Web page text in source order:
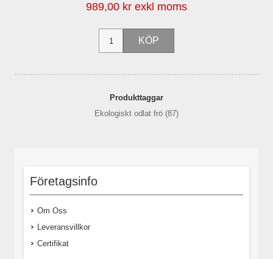
989,00 kr exkl moms
Produkttaggar
Ekologiskt odlat frö (87)
Företagsinfo
Om Oss
Leveransvillkor
Certifikat